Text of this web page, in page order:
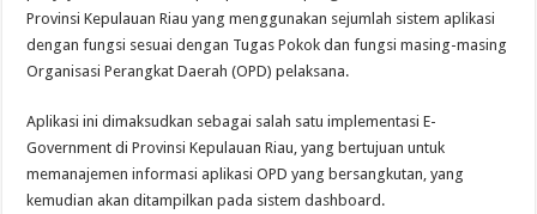
Provinsi Kepulauan Riau yang menggunakan sejumlah sistem aplikasi
dengan fungsi sesuai dengan Tugas Pokok dan fungsi masing-masing
Organisasi Perangkat Daerah (OPD) pelaksana.
Aplikasi ini dimaksudkan sebagai salah satu implementasi E-
Government di Provinsi Kepulauan Riau, yang bertujuan untuk
memanajemen informasi aplikasi OPD yang bersangkutan, yang
kemudian akan ditampilkan pada sistem dashboard.